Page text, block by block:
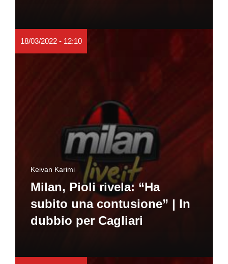
18/03/2022 - 12:10
Keivan Karimi
Milan, Pioli rivela: “Ha
subito una contusione” | In
dubbio per Cagliari